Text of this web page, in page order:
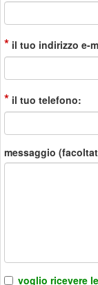
* il tuo indirizzo e-
* il tuo telefono:
messaggio
voglio ricevere